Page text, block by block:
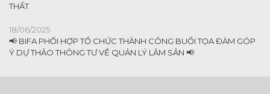
THẤT
18/06/2025
📢 BIFA PHỐI HỢP TỔ CHỨC THÀNH CÔNG BUỔI TỌA ĐÀM GÓP
Ý DỰ THẢO THÔNG TƯ VỀ QUẢN LÝ LÂM SẢN 📢